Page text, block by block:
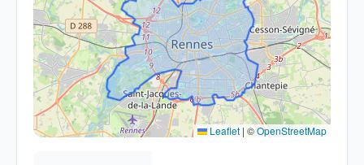
Leaflet | ©OpenStreetMap